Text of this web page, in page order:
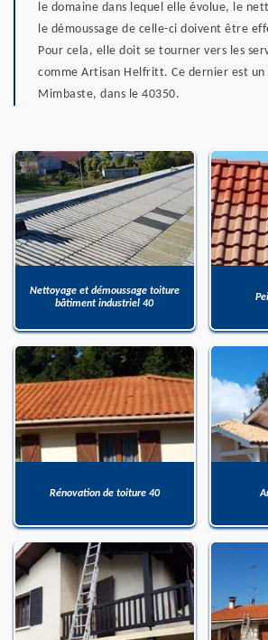
le domaine dans lequel elle évolue, le
le démoussage de celle-ci doivent être
Pour cela, elle doit se tourner vers les
comme Artisan Helfritt. Ce dernier est
Mimbaste, dans le 40350.
Nettoyage et démoussage toiture
bâtiment industriel 40
Rénovation de toiture 40